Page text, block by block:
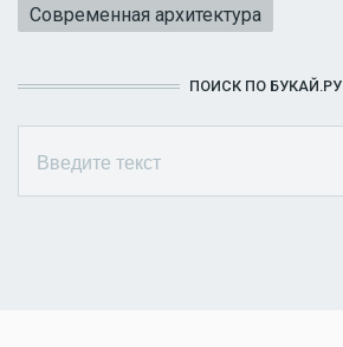
Современная архитектура
ПОИСК ПО БУКАЙ.РУ